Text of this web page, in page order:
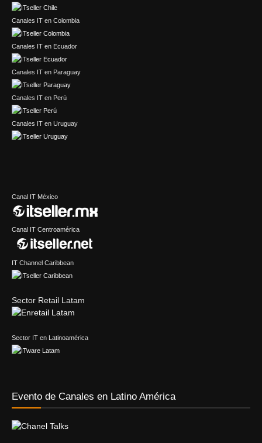
Canales IT en Colombia
Canales IT en Ecuador
Canales IT en Paraguay
Canales IT en Perú
Canales IT en Uruguay
Canal IT México
Canal IT Centroamérica
IT Channel Caribbean
Sector Retail Latam
Sector IT en Latinoamérica
Evento de Canales en Latino América